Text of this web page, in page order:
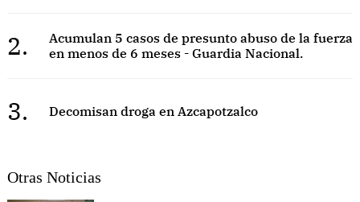
2.
Acumulan 5 casos de presunto abuso de la fuerza
en menos de 6 meses - Guardia Nacional.
3. Decomisan droga en Azcapotzalco
Otras Noticias